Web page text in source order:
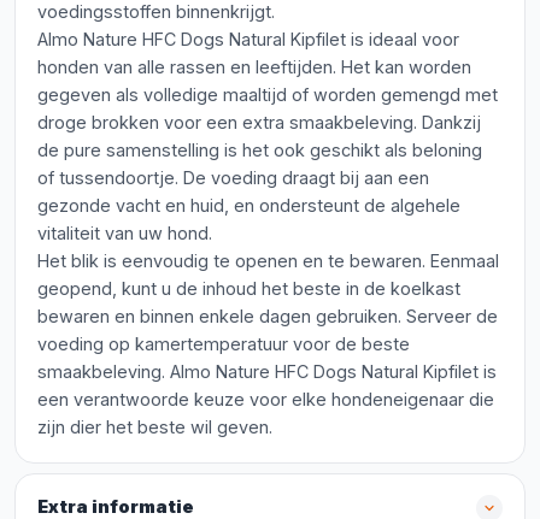
voedingsstoffen binnenkrijgt.
Almo Nature HFC Dogs Natural Kipfilet is ideaal voor
honden van alle rassen en leeftijden. Het kan worden
gegeven als volledige maaltijd of worden gemengd met
droge brokken voor een extra smaakbeleving. Dankzij
de pure samenstelling is het ook geschikt als beloning
of tussendoortje. De voeding draagt bij aan een
gezonde vacht en huid, en ondersteunt de algehele
vitaliteit van uw hond.
Het blik is eenvoudig te openen en te bewaren. Eenmaal
geopend, kunt u de inhoud het beste in de koelkast
bewaren en binnen enkele dagen gebruiken. Serveer de
voeding op kamertemperatuur voor de beste
smaakbeleving. Almo Nature HFC Dogs Natural Kipfilet is
een verantwoorde keuze voor elke hondeneigenaar die
zijn dier het beste wil geven.
Extra informatie